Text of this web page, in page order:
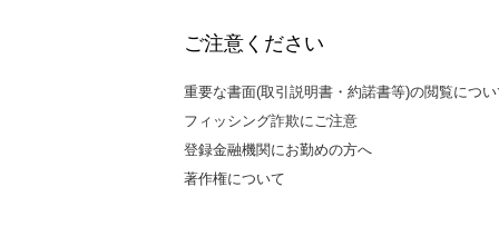
ご注意ください
重要な書面(取引説明書・約諾書等)の閲覧につ
フィッシング詐欺にご注意
登録金融機関にお勤めの方へ
著作権について